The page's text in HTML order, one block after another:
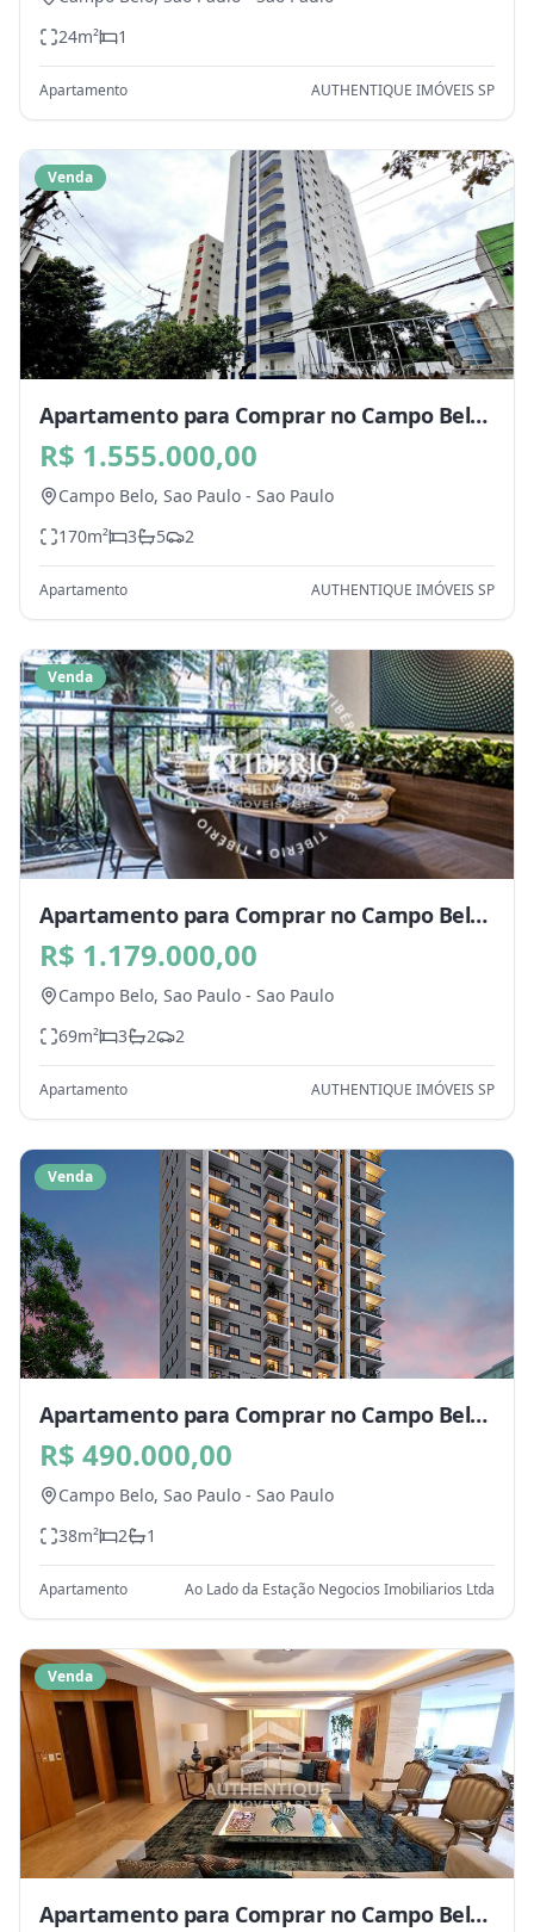
24m² 1
Apartamento AUTHENTIQUE IMÓVEIS SP
Venda
Apartamento para Comprar no Campo Belo,
Sao Paulo - SP
R$ 1.555.000,00
Campo Belo, Sao Paulo - Sao Paulo
170m² 3 5 2
Apartamento AUTHENTIQUE IMÓVEIS SP
Venda
Apartamento para Comprar no Campo Belo,
Sao Paulo - SP
R$ 1.179.000,00
Campo Belo, Sao Paulo - Sao Paulo
69m² 3 2 2
Apartamento AUTHENTIQUE IMÓVEIS SP
Venda
Apartamento para Comprar no Campo Belo,
Sao Paulo - SP
R$ 490.000,00
Campo Belo, Sao Paulo - Sao Paulo
38m² 2 1
Apartamento Ao Lado da Estação Negocios Imobiliarios Ltda
Venda
Apartamento para Comprar no Campo Belo,